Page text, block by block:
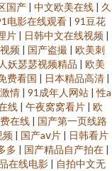
国产 | 中文欧美在线 | 久
电影在线观看 | 91豆花
片 | 日韩中文在线视频 |
频 | 国产盗撮 | 欧美刺
人妖瑟瑟视频精品 | 欧美
费看国 | 日本精品高清 |
情 | 91成年人网站 |性a
线 | 午夜窝窝看片 | 欧
在线 | 国产第一页线路
频 | 国产aⅴ片 | 日韩看片
多 | 国产精品自产拍在 |
在线电影 | 自拍中文无